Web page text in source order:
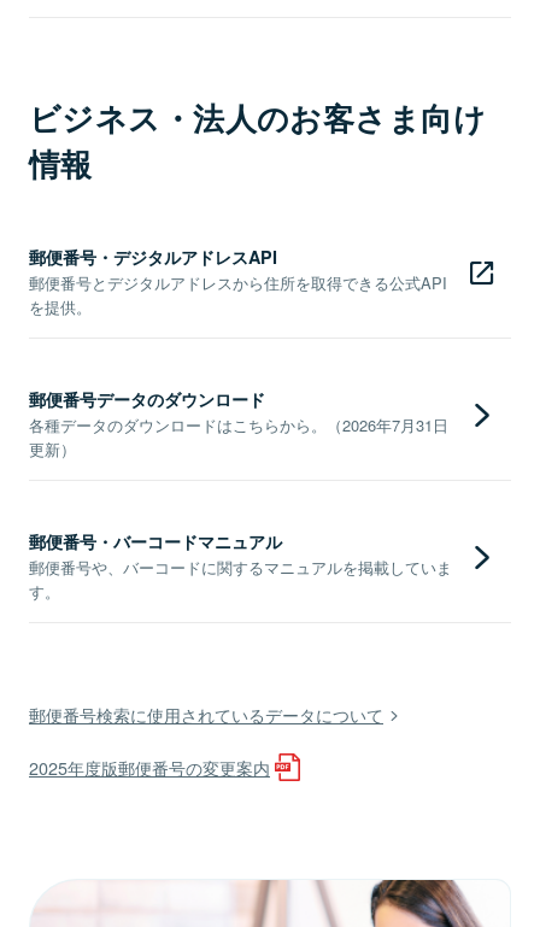
ビジネス・法人のお客さま向け
情報
郵便番号・デジタルアドレスAPI
郵便番号とデジタルアドレスから住所を取得できる公式API
を提供。
郵便番号データのダウンロード
各種データのダウンロードはこちらから。（2026年7月31日
更新）
郵便番号・バーコードマニュアル
郵便番号や、バーコードに関するマニュアルを掲載していま
す。
郵便番号検索に使用されているデータについて
2025年度版郵便番号の変更案内